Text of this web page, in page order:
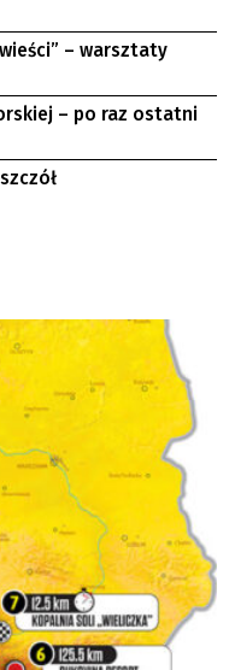
– warsztaty
– po raz ostatni